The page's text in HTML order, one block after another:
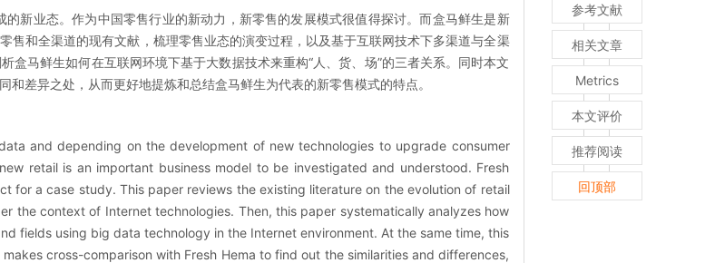
新业态。作为中国零售行业的新动力，新零售的发展模式很值得探讨。而盒马鲜生是新
售和全渠道的现有文献，梳理零售业态的演变过程，以及基于互联网技术下多渠道与全渠
马鲜生如何在互联网环境下基于大数据技术来重构“人、货、场”的三者关系。同时本文
差异之处，从而更好地提炼和总结盒马鲜生为代表的新零售模式的特点。
and depending on the development of new technologies to upgrade consumer
retail is an important business model to be investigated and understood. Fresh
for a case study. This paper reviews the existing literature on the evolution of retail
the context of Internet technologies. Then, this paper systematically analyzes how
fields using big data technology in the Internet environment. At the same time, this
cross-comparison with Fresh Hema to find out the similarities and differences,
参考文献
相关文章
Metrics
本文评价
推荐阅读
回顶部